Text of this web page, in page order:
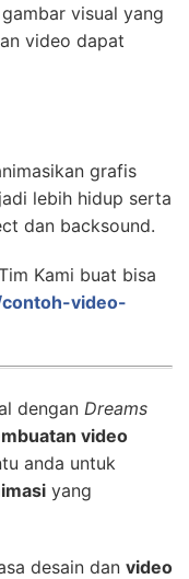
visual yang
video dapat
grafis
lebih hidup serta
dan backsound.
Kami buat bisa
video-
dengan Dreams
video
anda untuk
yang
desain dan video